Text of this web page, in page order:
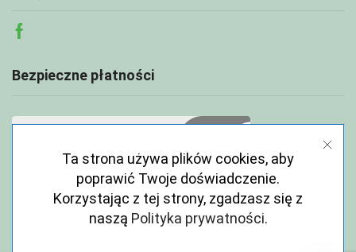
Facebook
Bezpieczne płatności
Ta strona używa plików cookies, aby
poprawić Twoje doświadczenie.
Korzystając z tej strony, zgadzasz się z
naszą Polityka prywatności.